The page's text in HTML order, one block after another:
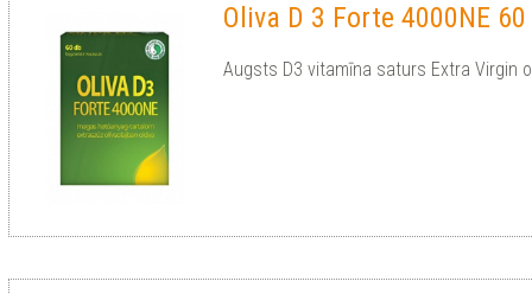
Oliva D 3 Forte 4000NE
Augsts D3 vitamīna saturs Extra Virgin